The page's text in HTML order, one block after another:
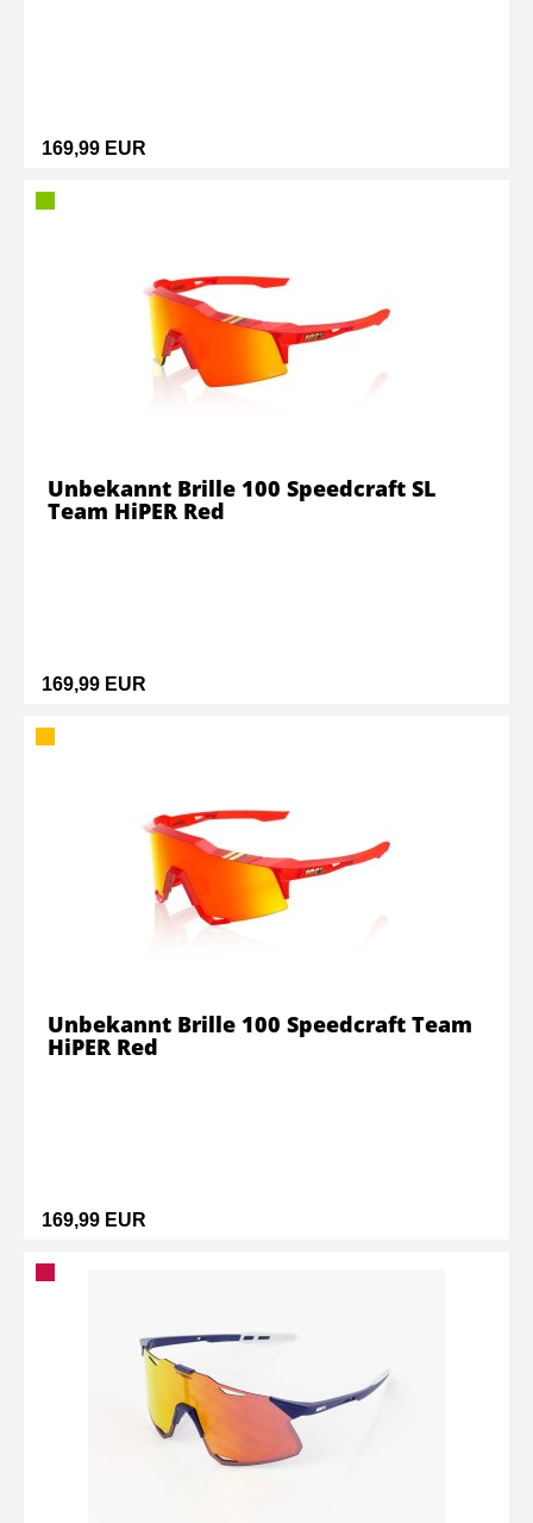
169,99 EUR
169,99 EUR
Unbekannt Brille 100 Speedcraft SL
Team HiPER Red
169,99 EUR
Unbekannt Brille 100 Speedcraft Team
HiPER Red